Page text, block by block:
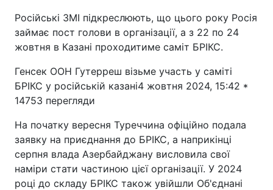
Російські ЗМІ підкреслюють, що цього року Росія
займає пост голови в організації, а з 22 по 24
жовтня в Казані проходитиме саміт БРІКС.
Генсек ООН Гутерреш візьме участь у саміті
БРІКС у російській казані4 жовтня 2024, 15:42 *
14753 перегляди
На початку вересня Туреччина офіційно подала
заявку на приєднання до БРІКС, а наприкінці
серпня влада Азербайджану висловила свої
наміри стати частиною цієї організації. У 2024
році до складу БРІКС також увійшли Об'єднані